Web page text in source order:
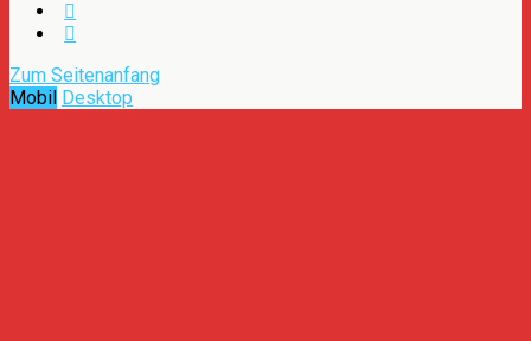
Zum Seitenanfang
Mobil Desktop